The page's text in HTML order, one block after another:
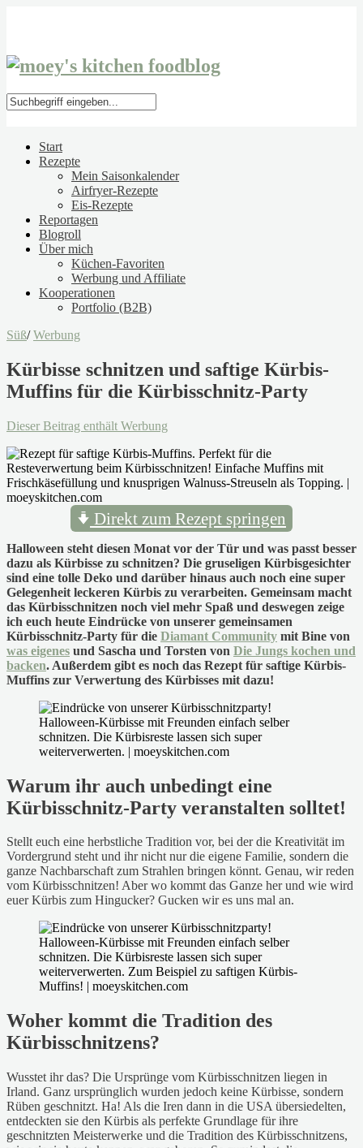
Start
Rezepte
Mein Saisonkalender
Airfryer-Rezepte
Eis-Rezepte
Reportagen
Blogroll
Über mich
Küchen-Favoriten
Werbung und Affiliate
Kooperationen
Portfolio (B2B)
Süß/ Werbung
Kürbisse schnitzen und saftige Kürbis-
Muffins für die Kürbisschnitz-Party
Dieser Beitrag enthält Werbung
Direkt zum Rezept springen
Halloween steht diesen Monat vor der Tür und was passt besser
dazu als Kürbisse zu schnitzen? Die gruseligen Kürbisgesichter
sind eine tolle Deko und darüber hinaus auch noch eine super
Gelegenheit leckeren Kürbis zu verarbeiten. Gemeinsam macht
das Kürbisschnitzen noch viel mehr Spaß und deswegen zeige
ich euch heute Eindrücke von unserer gemeinsamen
Kürbisschnitz-Party für die Diamant Community mit Bine von
was eigenes und Sascha und Torsten von Die Jungs kochen und
backen. Außerdem gibt es noch das Rezept für saftige Kürbis-
Muffins zur Verwertung des Kürbisses mit dazu!
Warum ihr auch unbedingt eine
Kürbisschnitz-Party veranstalten solltet!
Stellt euch eine herbstliche Tradition vor, bei der die Kreativität im
Vordergrund steht und ihr nicht nur die eigene Familie, sondern die
ganze Nachbarschaft zum Strahlen bringen könnt. Genau, wir reden
vom Kürbisschnitzen! Aber wo kommt das Ganze her und wie wird
euer Kürbis zum Hingucker? Gucken wir es uns mal an.
Woher kommt die Tradition des
Kürbisschnitzens?
Wusstet ihr das? Die Ursprünge vom Kürbisschnitzen liegen in
Irland. Ganz ursprünglich wurden jedoch keine Kürbisse, sondern
Rüben geschnitzt. Ha! Als die Iren dann in die USA übersiedelten,
entdeckten sie den Kürbis als perfekte Grundlage für ihre
geschnitzten Meisterwerke und die Tradition des Kürbisschnitzens,